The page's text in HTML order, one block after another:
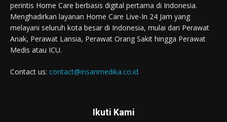
perintis Home Care berbasis digital pertama di Indonesia.
Menghadirkan layanan Home Care Live-In 24 Jam yang
melayani seluruh kota besar di Indonesia, mulai dari Perawat
Anak, Perawat Lansia, Perawat Orang Sakit hingga Perawat
Medis atau ICU.
Contact us: contact@insanmedika.co.id
Ikuti Kami